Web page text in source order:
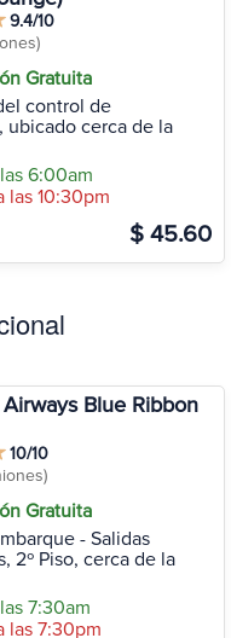
9.4/10
Gratuita
control de
ubicado cerca de la
6:00am
las 10:30pm
$ 45.60
Blue Ribbon
10/10
Gratuita
- Salidas
2º Piso, cerca de la
7:30am
las 7:30pm